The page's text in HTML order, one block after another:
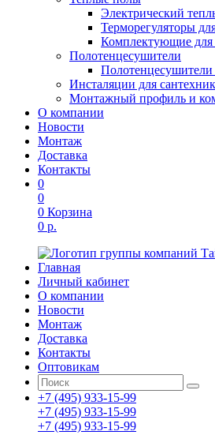
Электрический
Терморегуляторы
Комплектующие для
Полотенцесушители
Полотенцесушители
Инсталяции для
Монтажный профиль и
О компании
Новости
Монтаж
Доставка
Контакты
0
0
0 Корзина
0 р.
Главная
Личный кабинет
О компании
Новости
Монтаж
Доставка
Контакты
Оптовикам
+7 (495) 933-15-99
+7 (495) 933-15-99
+7 (495) 933-15-99